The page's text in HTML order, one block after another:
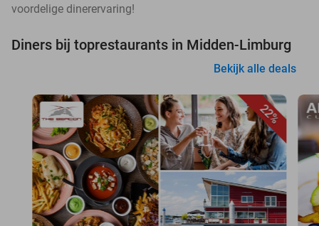
voordelige dinerervaring!
Diners bij toprestaurants in Midden-Limburg
Bekijk alle deals
22%